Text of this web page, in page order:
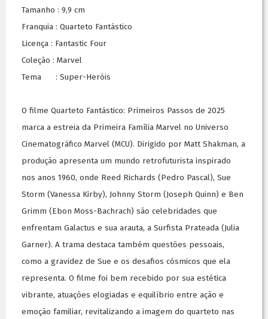
Tamanho : 9,9 cm
Franquia : Quarteto Fantástico
Licença : Fantastic Four
Coleção : Marvel
Tema : Super-Heróis
O filme Quarteto Fantástico: Primeiros Passos de 2025
marca a estreia da Primeira Família Marvel no Universo
Cinematográfico Marvel (MCU). Dirigido por Matt Shakman, a
produção apresenta um mundo retrofuturista inspirado
nos anos 1960, onde Reed Richards (Pedro Pascal), Sue
Storm (Vanessa Kirby), Johnny Storm (Joseph Quinn) e Ben
Grimm (Ebon Moss-Bachrach) são celebridades que
enfrentam Galactus e sua arauta, a Surfista Prateada (Julia
Garner). A trama destaca também questões pessoais,
como a gravidez de Sue e os desafios cósmicos que ela
representa. O filme foi bem recebido por sua estética
vibrante, atuações elogiadas e equilíbrio entre ação e
emoção familiar, revitalizando a imagem do quarteto nas